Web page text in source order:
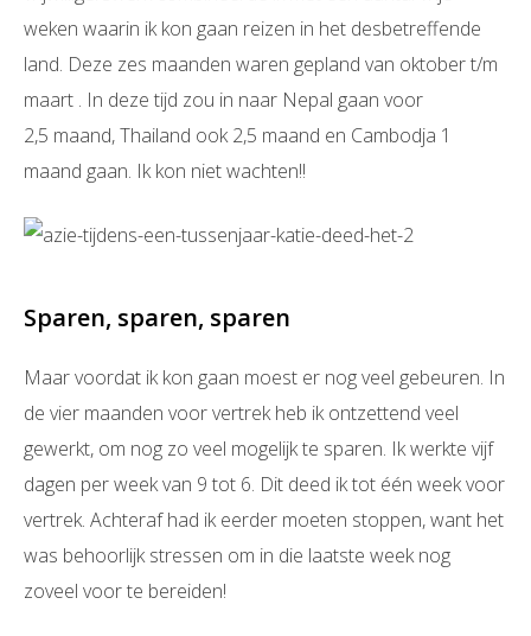
weken waarin ik kon gaan reizen in het desbetreffende
land. Deze zes maanden waren gepland van oktober t/m
maart . In deze tijd zou in naar Nepal gaan voor
2,5 maand, Thailand ook 2,5 maand en Cambodja 1
maand gaan. Ik kon niet wachten!!
Sparen, sparen, sparen
Maar voordat ik kon gaan moest er nog veel gebeuren. In
de vier maanden voor vertrek heb ik ontzettend veel
gewerkt, om nog zo veel mogelijk te sparen. Ik werkte vijf
dagen per week van 9 tot 6. Dit deed ik tot één week voor
vertrek. Achteraf had ik eerder moeten stoppen, want het
was behoorlijk stressen om in die laatste week nog
zoveel voor te bereiden!